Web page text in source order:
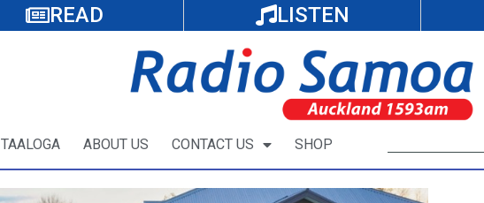
READ LISTEN
TAALOGA ABOUT US CONTACT US SHOP